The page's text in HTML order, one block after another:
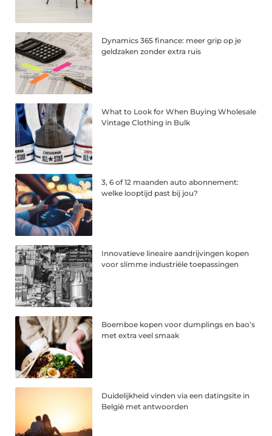
Dynamics 365 finance: meer grip op je
geldzaken zonder extra ruis
What to Look for When Buying Wholesale
Vintage Clothing in Bulk
3, 6 of 12 maanden auto abonnement:
welke looptijd past bij jou?
Innovatieve lineaire aandrijvingen kopen
voor slimme industriële toepassingen
Boemboe kopen voor dumplings en bao’s
met extra veel smaak
Duidelijkheid vinden via een datingsite in
België met antwoorden